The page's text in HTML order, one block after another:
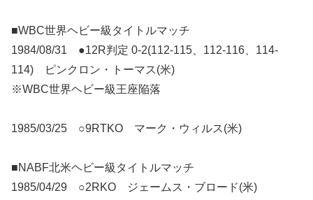
■WBC世界ヘビー級タイトルマッチ
1984/08/31 ●12R判定 0-2(112-115、112-116、114-
114) ピンクロン・トーマス(米)
※WBC世界ヘビー級王座陥落
1985/03/25 ○9RTKO マーク・ウィルス(米)
■NABF北米ヘビー級タイトルマッチ
1985/04/29 ○2RKO ジェームス・ブロード(米)